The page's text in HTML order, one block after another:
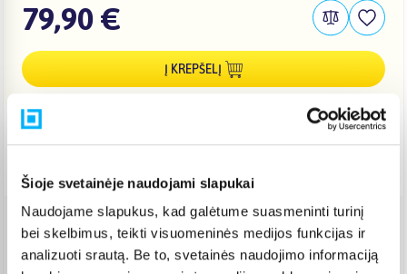
Šioje svetainėje naudojami slapukai
Naudojame slapukus, kad galėtume suasmeninti turinį
bei skelbimus, teikti visuomeninės medijos funkcijas ir
analizuoti srautą. Be to, svetainės naudojimo informaciją
79,90 €
Į KREPŠELĮ
Venipak paštomatas (2,39 €)
Pristato ir šeštadienį
Rugpjūtis 12d. - Rugpjūtis 17d.